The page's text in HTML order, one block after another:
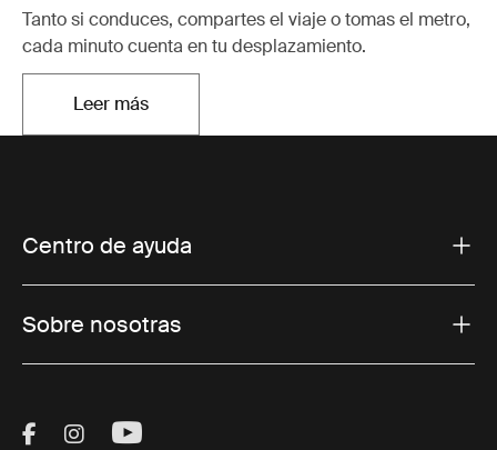
Tanto si conduces, compartes el viaje o tomas el metro,
cada minuto cuenta en tu desplazamiento.
Leer másSe abre en una pestaña nueva
Centro de ayuda
Sobre nosotras
Visit Thule on Facebook (external link)
Visit Thule on Instagram (external link)
Visit Thule on Youtube (external